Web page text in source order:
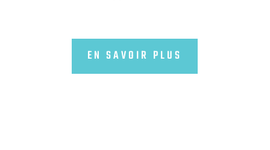
EN SAVOIR PLUS